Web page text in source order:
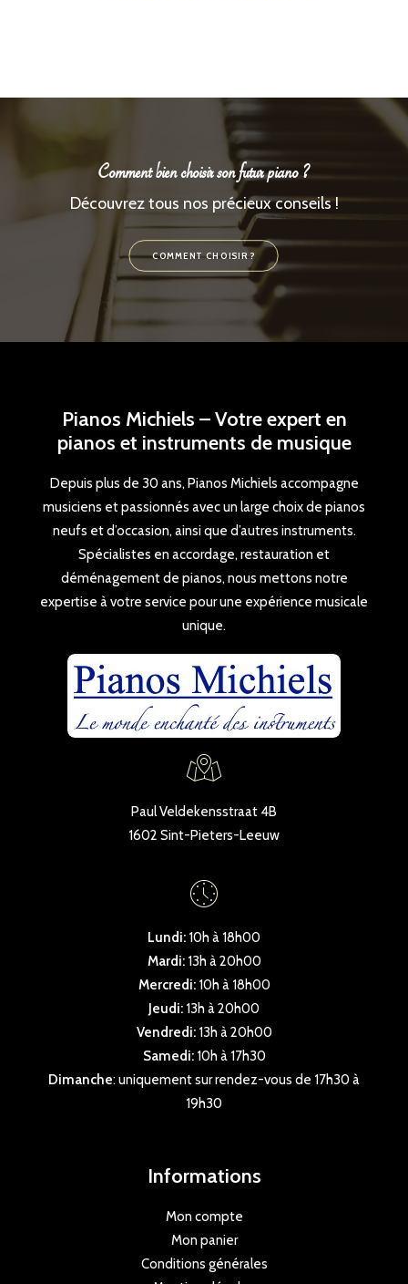
Comment bien choisir son futur piano ?
Découvrez tous nos précieux conseils !
COMMENT CHOISIR ?
Pianos Michiels – Votre expert en
pianos et instruments de musique
Depuis plus de 30 ans, Pianos Michiels accompagne
musiciens et passionnés avec un large choix de pianos
neufs et d’occasion, ainsi que d’autres instruments.
Spécialistes en accordage, restauration et
déménagement de pianos, nous mettons notre
expertise à votre service pour une expérience musicale
unique.
Paul Veldekensstraat 4B
1602 Sint-Pieters-Leeuw
Lundi: 10h à 18h00
Mardi:13h à 20h00
Mercredi:10h à 18h00
Jeudi: 13h à 20h00
Vendredi:13h à 20h00
Samedi:10h à 17h30
Dimanche: uniquement sur rendez-vous de 17h30 à
19h30
Informations
Mon compte
Mon panier
Conditions générales